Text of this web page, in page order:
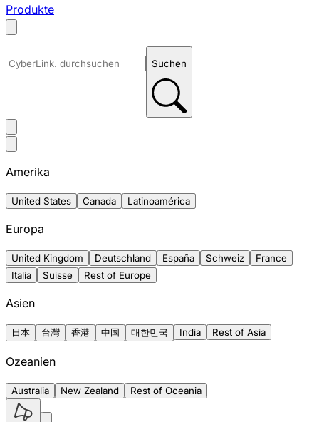
Produkte
Suchen
Amerika
United States Canada Latinoamérica
Europa
United Kingdom Deutschland España Schweiz
France
Italia
Suisse Rest of Europe
Asien
日本 台灣 香港 中国 대한민국 India Rest of Asia
Ozeanien
Australia New Zealand Rest of Oceania